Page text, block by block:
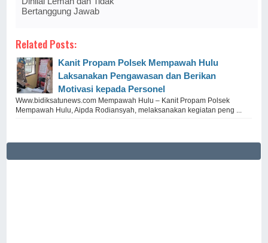
Bertanggung Jawab
Related Posts:
Kanit Propam Polsek Mempawah Hulu
Laksanakan Pengawasan dan Berikan
Motivasi kepada Personel
Www.bidiksatunews.com Mempawah Hulu – Kanit Propam Polsek
Mempawah Hulu, Aipda Rodiansyah, melaksanakan kegiatan peng ...